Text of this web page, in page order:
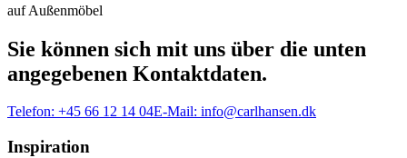
auf Außenmöbel
Sie können sich mit uns über die unten
angegebenen Kontaktdaten.
Telefon: +45 66 12 14 04E-Mail: info@carlhansen.dk
Inspiration